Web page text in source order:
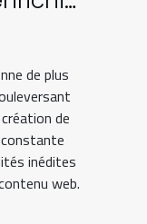
de plus
de
inédites
web.